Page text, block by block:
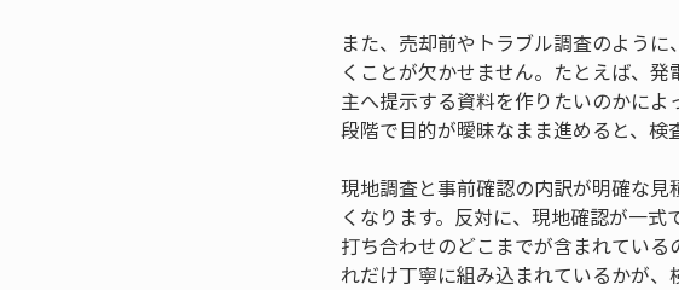
また、売却前やトラブル調査のよう
くことが欠かせません。たとえば、
主へ提示する資料を作りたいのかに
段階で目的が曖昧なまま進めると、検
現地調査と事前確認の内訳が明確な
くなります。反対に、現地確認が一
打ち合わせのどこまでが含まれてい
れだけ丁寧に組み込まれているかが、